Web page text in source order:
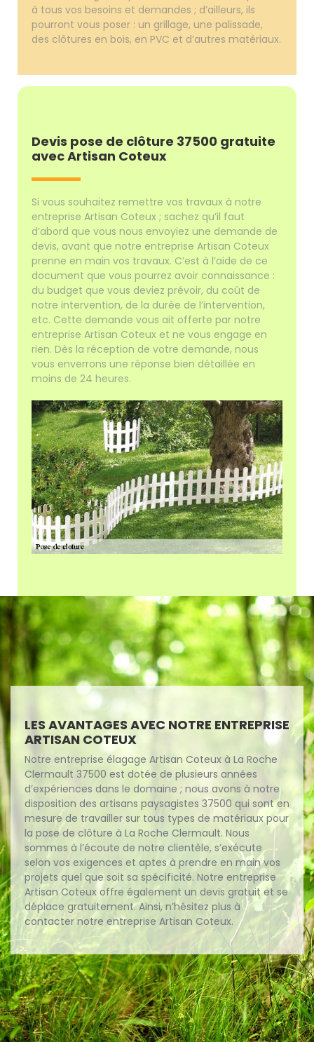
à tous vos besoins et demandes ; d’ailleurs, ils
pourront vous poser : un grillage, une palissade,
des clôtures en bois, en PVC et d’autres matériaux.
Devis pose de clôture 37500 gratuite
avec Artisan Coteux
Si vous souhaitez remettre vos travaux à notre
entreprise Artisan Coteux ; sachez qu’il faut
d’abord que vous nous envoyiez une demande de
devis, avant que notre entreprise Artisan Coteux
prenne en main vos travaux. C’est à l’aide de ce
document que vous pourrez avoir connaissance :
du budget que vous deviez prévoir, du coût de
notre intervention, de la durée de l’intervention,
etc. Cette demande vous ait offerte par notre
entreprise Artisan Coteux et ne vous engage en
rien. Dès la réception de votre demande, nous
vous enverrons une réponse bien détaillée en
moins de 24 heures.
LES AVANTAGES AVEC NOTRE ENTREPRISE
ARTISAN COTEUX
Notre entreprise élagage Artisan Coteux à La Roche
Clermault 37500 est dotée de plusieurs années
d’expériences dans le domaine ; nous avons à notre
disposition des artisans paysagistes 37500 qui sont en
mesure de travailler sur tous types de matériaux pour
la pose de clôture à La Roche Clermault. Nous
sommes à l’écoute de notre clientèle, s’exécute
selon vos exigences et aptes à prendre en main vos
projets quel que soit sa spécificité. Notre entreprise
Artisan Coteux offre également un devis gratuit et se
déplace gratuitement. Ainsi, n’hésitez plus à
contacter notre entreprise Artisan Coteux.